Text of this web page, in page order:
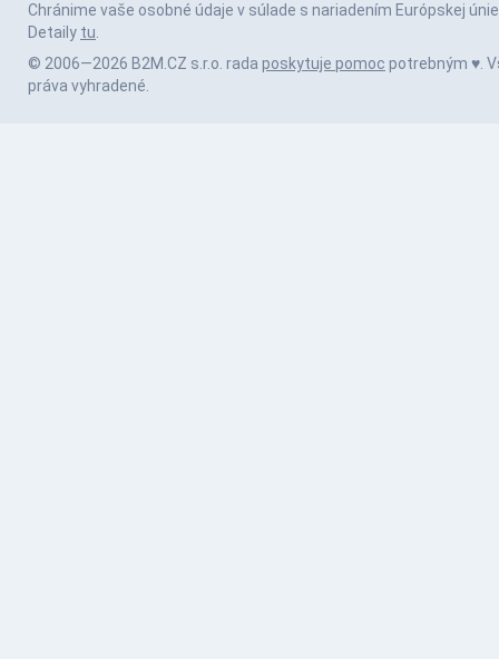
Chránime vaše osobné údaje v súlade s nariadením Európskej únie
Detaily tu.
© 2006—2026 B2M.CZ s.r.o. rada poskytuje pomoc potrebným ♥️.
práva vyhradené.